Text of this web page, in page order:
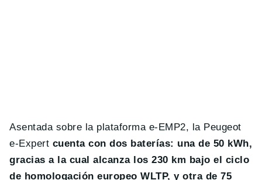
Asentada sobre la plataforma e-EMP2, la Peugeot
e-Expert cuenta con dos baterías: una de 50 kWh,
gracias a la cual alcanza los 230 km bajo el ciclo
de homologación europeo WLTP, y otra de 75